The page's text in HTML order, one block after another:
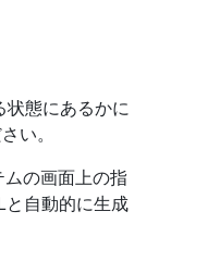
状態にあるかに
い。
の画面上の指
と自動的に生成